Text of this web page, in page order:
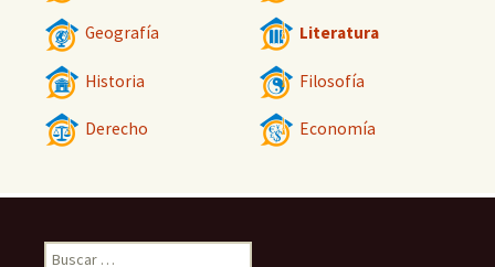
Geografía Literatura
Historia Filosofía
Derecho Economía
Buscar: